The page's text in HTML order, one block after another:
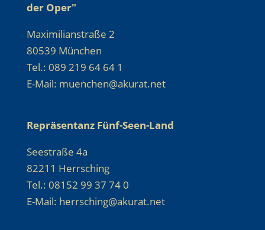
der Oper"
Maximilianstraße 2
80539 München
Tel.: 089 219 64 64 1
E-Mail: muenchen@akurat.net
Repräsentanz Fünf-Seen-Land
Seestraße 4a
82211 Herrsching
Tel.: 08152 99 37 74 0
E-Mail: herrsching@akurat.net